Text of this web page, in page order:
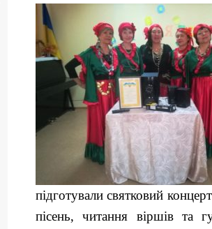
підготували святковий
пісень, читання віршів та